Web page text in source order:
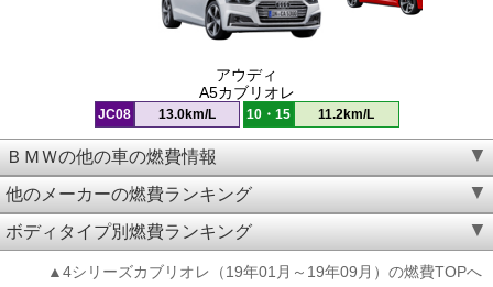
アウディ
A5カブリオレ
JC08 13.0km/L 10・15 11.2km/L
ＢＭＷの他の車の燃費情報
他のメーカーの燃費ランキング
ボディタイプ別燃費ランキング
▲4シリーズカブリオレ（19年01月～19年09月）の燃費TOPへ